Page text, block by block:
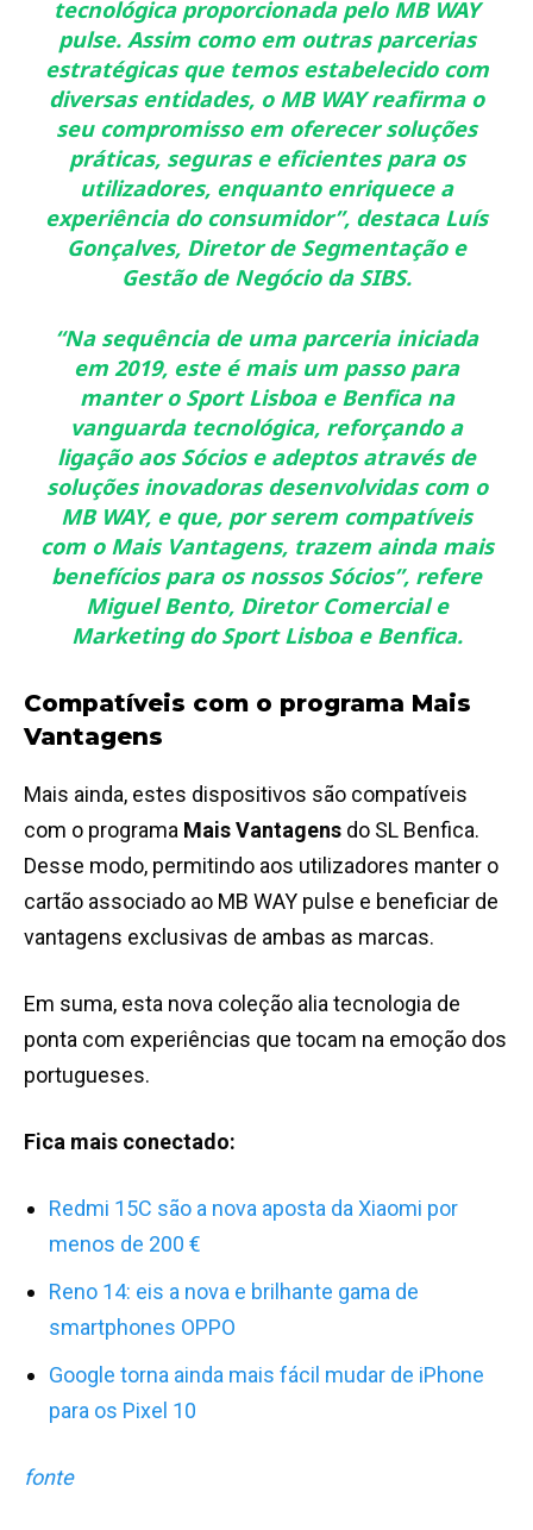
tecnológica proporcionada pelo MB WAY
pulse. Assim como em outras parcerias
estratégicas que temos estabelecido com
diversas entidades, o MB WAY reafirma o
seu compromisso em oferecer soluções
práticas, seguras e eficientes para os
utilizadores, enquanto enriquece a
experiência do consumidor”, destaca Luís
Gonçalves, Diretor de Segmentação e
Gestão de Negócio da SIBS.
“Na sequência de uma parceria iniciada
em 2019, este é mais um passo para
manter o Sport Lisboa e Benfica na
vanguarda tecnológica, reforçando a
ligação aos Sócios e adeptos através de
soluções inovadoras desenvolvidas com o
MB WAY, e que, por serem compatíveis
com o Mais Vantagens, trazem ainda mais
benefícios para os nossos Sócios”, refere
Miguel Bento, Diretor Comercial e
Marketing do Sport Lisboa e Benfica.
Compatíveis com o programa Mais
Vantagens
Mais ainda, estes dispositivos são compatíveis
com o programa Mais Vantagens do SL Benfica.
Desse modo, permitindo aos utilizadores manter o
cartão associado ao MB WAY pulse e beneficiar de
vantagens exclusivas de ambas as marcas.
Em suma, esta nova coleção alia tecnologia de
ponta com experiências que tocam na emoção dos
portugueses.
Fica mais conectado:
Redmi 15C são a nova aposta da Xiaomi por
menos de 200 €
Reno 14: eis a nova e brilhante gama de
smartphones OPPO
Google torna ainda mais fácil mudar de iPhone
para os Pixel 10
fonte